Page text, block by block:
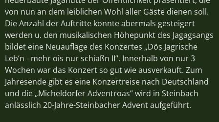
von nun an dem leiblichen Wohl aller Gäste dienen soll.
Die Anzahl der Auftritte konnte abermals gesteigert
werden u. den musikalischen Höhepunkt des Jagagsangs
bildet eine Neuauflage des Konzertes „Dös Jagrische
Leb‘n - mehr ois nur schiaßn II“. Innerhalb von nur 3
Wochen war das Konzert so gut wie ausverkauft. Zum
Jahresende gibt es eine Konzertreise nach Deutschland
und die „Micheldorfer Adventroas“ wird in Steinbach
anlässlich 20-Jahre-Steinbacher Advent aufgeführt.